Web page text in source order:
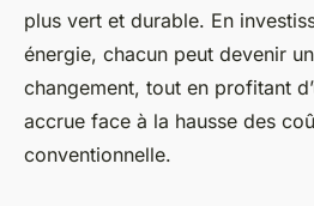
plus vert et durable. En
énergie, chacun peut devenir
changement, tout en profitant
accrue face à la hausse des
conventionnelle.